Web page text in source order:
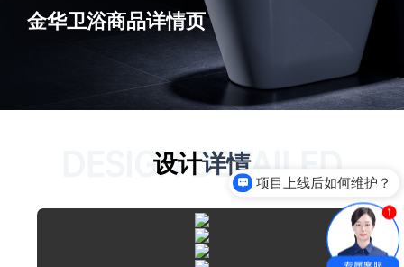
金华卫浴商品详情页
设计详情
DESIGN DETAILED
项目上线后如何维护？